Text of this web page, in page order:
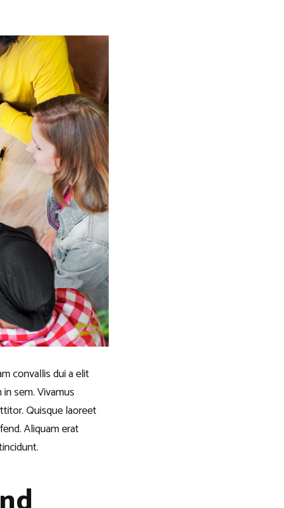
convallis dui a elit
sem. Vivamus
Quisque laoreet
Aliquam erat